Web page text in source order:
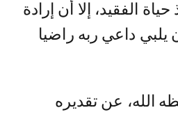
الفقيد، إلا أن إرادة
يلبي داعي ربه راضيا
الله، عن تقديره